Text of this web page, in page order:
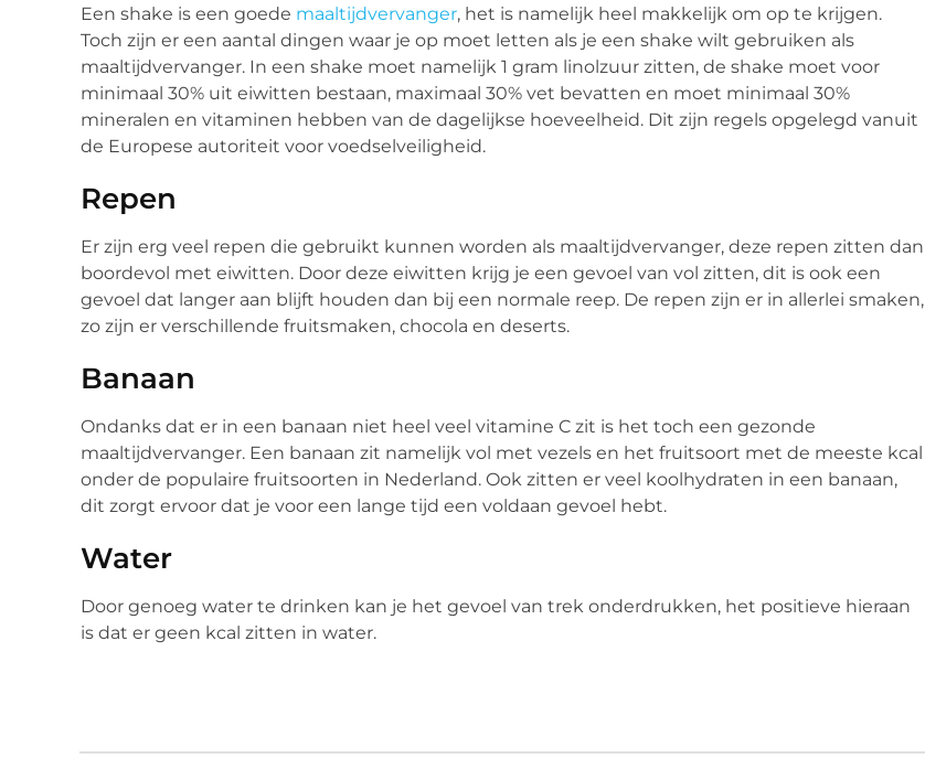
Een shake is een goede maaltijdvervanger, het is namelijk heel makkelijk om op te krijgen.
Toch zijn er een aantal dingen waar je op moet letten als je een shake wilt gebruiken als
maaltijdvervanger. In een shake moet namelijk 1 gram linolzuur zitten, de shake moet voor
minimaal 30% uit eiwitten bestaan, maximaal 30% vet bevatten en moet minimaal 30%
mineralen en vitaminen hebben van de dagelijkse hoeveelheid. Dit zijn regels opgelegd vanuit
de Europese autoriteit voor voedselveiligheid.
Repen
Er zijn erg veel repen die gebruikt kunnen worden als maaltijdvervanger, deze repen zitten dan
boordevol met eiwitten. Door deze eiwitten krijg je een gevoel van vol zitten, dit is ook een
gevoel dat langer aan blijft houden dan bij een normale reep. De repen zijn er in allerlei smaken,
zo zijn er verschillende fruitsmaken, chocola en deserts.
Banaan
Ondanks dat er in een banaan niet heel veel vitamine C zit is het toch een gezonde
maaltijdvervanger. Een banaan zit namelijk vol met vezels en het fruitsoort met de meeste kcal
onder de populaire fruitsoorten in Nederland. Ook zitten er veel koolhydraten in een banaan,
dit zorgt ervoor dat je voor een lange tijd een voldaan gevoel hebt.
Water
Door genoeg water te drinken kan je het gevoel van trek onderdrukken, het positieve hieraan
is dat er geen kcal zitten in water.